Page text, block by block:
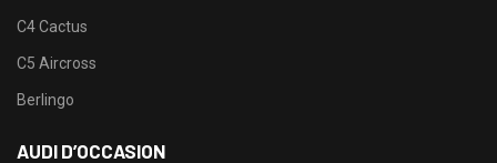
C4 Cactus
C5 Aircross
Berlingo
AUDI D’OCCASION